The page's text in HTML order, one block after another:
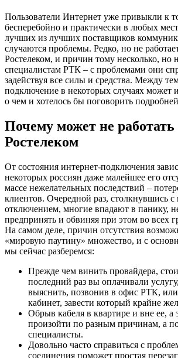
Пользователи Интернет уже привыкли к
бесперебойно и практически в любых
лучших из лучших поставщиков
случаются проблемы. Редко, но не
Ростелеком, и причин тому несколько, но
специалистам РТК – с проблемами они
задействуя все силы и средства. Между
подключение в некоторых случаях может
о чем и хотелось бы поговорить
Почему может не работать
Ростелеком
От состояния интернет-подключения
некоторых россиян даже малейшее его
массе нежелательных последствий –
клиентов. Очередной раз, столкнувшись
отключением, многие впадают в панику,
предпринять и обвиняя при этом во всех
На самом деле, причин отсутствия
«мировую паутину» множество, и с
мы сейчас разберемся:
Прежде чем винить провайдера,
последний раз вы оплачивали
выяснить, позвонив в офис РТК,
кабинет, завести который крайне
Обрыв кабеля в квартире и вне ее, а
произойти по разным причинам, а
специалисты.
Довольно часто справиться с
соединения поможет простая